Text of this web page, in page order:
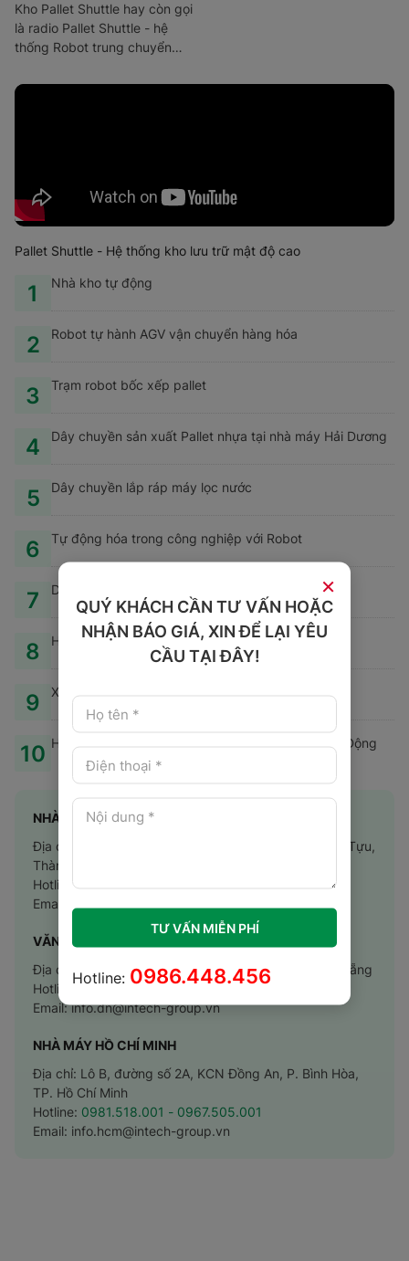
Kho Pallet Shuttle hay còn gọi
là radio Pallet Shuttle - hệ
thống Robot trung chuyển
Robot tự động xếp dỡ hàng
Pallet Shuttle - Hệ thống kho lưu trữ mật độ cao
1 Nhà kho tự động
2 Robot tự hành AGV vận chuyển hàng hóa
3 Trạm robot bốc xếp pallet
4 Dây chuyền sản xuất Pallet nhựa tại nhà máy Hải Dương
5 Dây chuyền lắp ráp máy lọc nước
6 Tự động hóa trong công nghiệp với Robot
7 Dây chuyền lắp ráp tủ điện trung thế
8 Hệ thống phân loại Cross Belt - Sorter
9 Xe tự hành AGV kéo hàng thông minh
10 Hệ Thống Robot Bốc Xếp Hàng hóa lên Pallet Tự Động
NHÀ MÁY HÀ NỘI
Địa chỉ: Lô 6, Cụm Công Nghiệp Lai Xá, Phường Tây Tựu,
Thành Phố Hà Nội
Hotline:
Email:
VĂN PHÒNG ĐÀ NẴNG
Địa chỉ: Số 151 Bùi Thiện Ngộ, P. Hòa Xuân, TP. Đà Nẵng
Hotline:0983.113.387
Email:info.dn@intech-group.vn
NHÀ MÁY HỒ CHÍ MINH
Địa chỉ: Lô B, đường số 2A, KCN Đồng An, P. Bình Hòa,
TP. Hồ Chí Minh
Hotline: 0981.518.001 - 0967.505.001
Email: info.hcm@intech-group.vn
×
QUÝ KHÁCH CẦN TƯ VẤN HOẶC
NHẬN BÁO GIÁ, XIN ĐỂ LẠI YÊU
CẦU TẠI ĐÂY!
TƯ VẤN MIỄN PHÍ
Hotline: 0986.448.456